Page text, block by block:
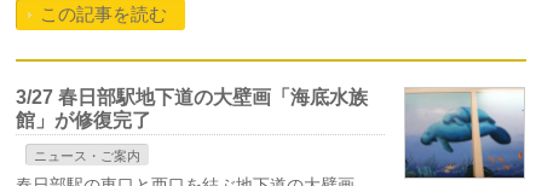
この記事を読む
3/27 春日部駅地下道の大壁画「海底水族
館」が修復完了
ニュース・ご案内